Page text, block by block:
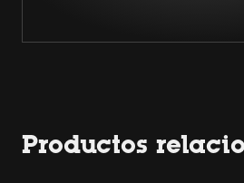
Productos